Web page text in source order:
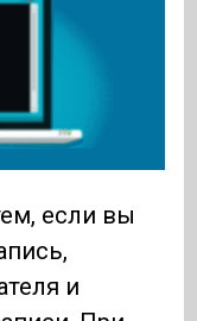
если вы
и